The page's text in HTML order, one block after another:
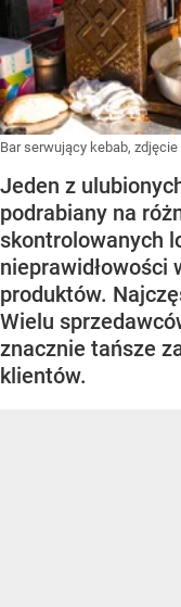
Bar serwujący kebab,
Jeden z
podrabiany na
skontrolowanych
nieprawidłowości
produktów.
Wielu
znacznie tańsze
klientów.